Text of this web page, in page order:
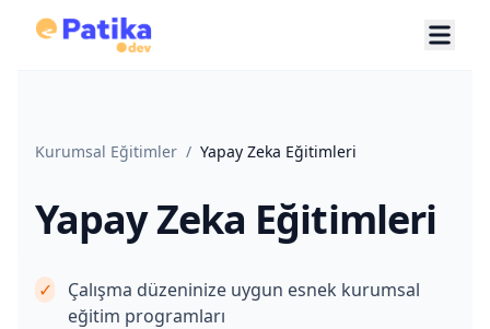
Kurumsal Eğitimler / Yapay Zeka Eğitimleri
Yapay Zeka Eğitimleri
✓
Çalışma düzeninize uygun esnek kurumsal
eğitim programları